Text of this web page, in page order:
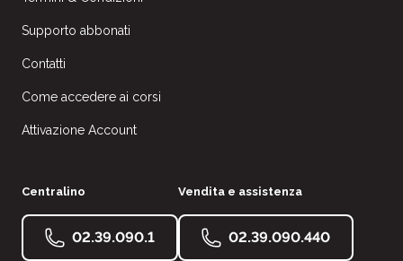
Supporto abbonati
Contatti
Come accedere ai corsi
Attivazione Account
Centralino
02.39.090.1
Vendita e assistenza
02.39.090.440